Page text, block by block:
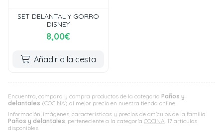
Encuentra, compara y compra productos de la categoría Paños y
delantales (COCINA) al mejor precio en nuestra tienda online.
Información, imágenes, características y precios de artículos de la familia
Paños y delantales, perteneciente a la categoría COCINA. 17 artículos
disponibles.
SET DELANTAL Y GORRO
DISNEY
8,00€
Añadir a la cesta